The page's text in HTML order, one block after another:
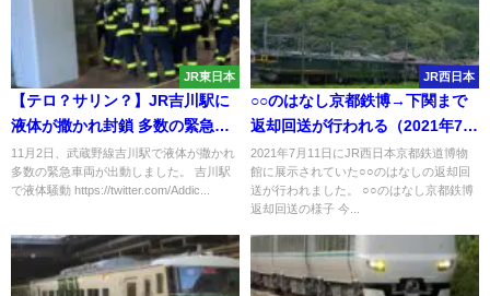
JR東日本
【テロ？サリン？】JR吉川駅に
液体が撒かれ封鎖 多数の緊急車
両が出動
11月2日、武蔵野線吉川駅で液体が撒かれ
多数の緊急車両が出動しました。 吉川駅
で液体騒動 https://twitter.com/Addic...
JR西日本
○○のはなし京都鉄博→下関まで
返却回送が行われる（2021年7月
11日）
2021年7月11日にJR西日本京都鉄道博物
館に展示されていた○○のはなしの返却回
送が行われました。 ○○のはなし京都鉄博
返却回送の様子 今...